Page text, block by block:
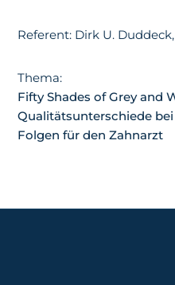
Referent: Dirk U.
Thema:
Fifty Shades of Grey and
Qualitätsunterschiede
Folgen für den Zahnarzt